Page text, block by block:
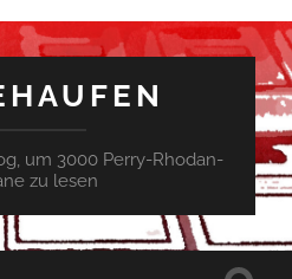
um 3000 Perry-Rhodan-
zu lesen